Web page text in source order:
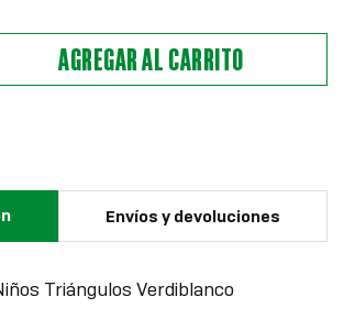
AGREGAR AL CARRITO
Envíos y devoluciones
Triángulos Verdiblanco